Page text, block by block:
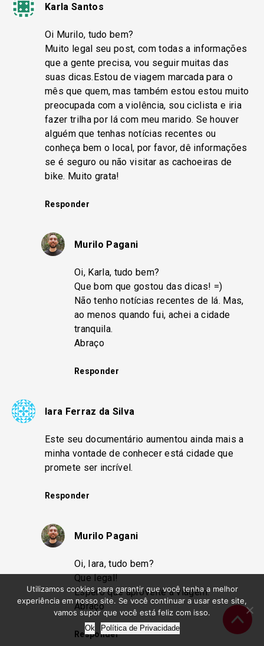
Karla Santos
Oi Murilo, tudo bem?
Muito legal seu post, com todas a informações
que a gente precisa, vou seguir muitas das
suas dicas.Estou de viagem marcada para o
mês que quem, mas também estou estou muito
preocupada com a violência, sou ciclista e iria
fazer trilha por lá com meu marido. Se houver
alguém que tenhas notícias recentes ou
conheça bem o local, por favor, dê informações
se é seguro ou não visitar as cachoeiras de
bike. Muito grata!
Responder
Murilo Pagani
Oi, Karla, tudo bem?
Que bom que gostou das dicas! =)
Não tenho notícias recentes de lá. Mas,
ao menos quando fui, achei a cidade
tranquila.
Abraço
Responder
Iara Ferraz da Silva
Este seu documentário aumentou ainda mais a
minha vontade de conhecer está cidade que
promete ser incrível.
Responder
Murilo Pagani
Oi, Iara, tudo bem?
Que legal!
Espero que aproveite a viagem.
Abraço
Responder
Utilizamos cookies para garantir que você tenha a melhor
experiência em nosso site. Se você continuar a usar este site,
vamos supor que você está feliz com isso.
Ok Política de Privacidade